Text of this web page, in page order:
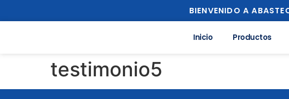
BIENVENIDO A
Inicio Productos
testimonio5